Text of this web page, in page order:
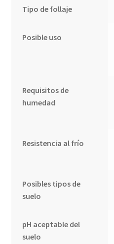
Tipo de follaje
Posible uso
Requisitos de
humedad
Resistencia al frío
Posibles tipos de
suelo
pH aceptable del
suelo